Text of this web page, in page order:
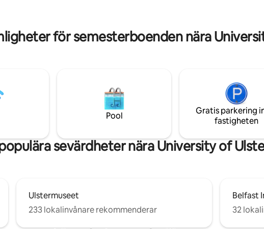
för semesterboenden nära
Pool
Gratis parkering
fastigheten
sevärdheter nära University of
Ulstermuseet
233 lokalinvånare rekommenderar
Belfast
32